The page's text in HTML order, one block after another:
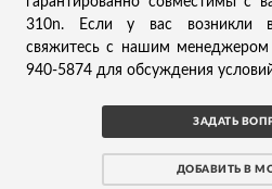
310n. Если у вас возникли
свяжитесь с нашим
940-5874 для обсуждения
ЗАДАТЬ
ДОБАВИТЬ В